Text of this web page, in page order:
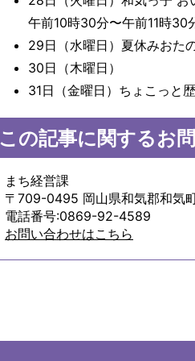
午前10時30分〜午前11時30
29日（水曜日）夏休みおた
30日（木曜日）
31日（金曜日）ちょこっと
この記事に関するお
まち経営課
〒709-0495 岡山県和気郡和気
電話番号:0869-92-4589
お問い合わせはこちら